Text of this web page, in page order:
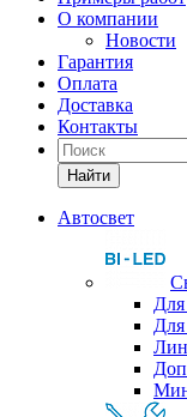
О компании
Новости
Гарантия
Оплата
Доставка
Контакты
Найти
Автосвет